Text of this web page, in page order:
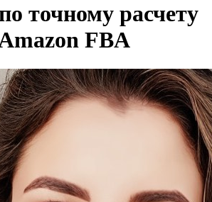
точному расчету
FBA